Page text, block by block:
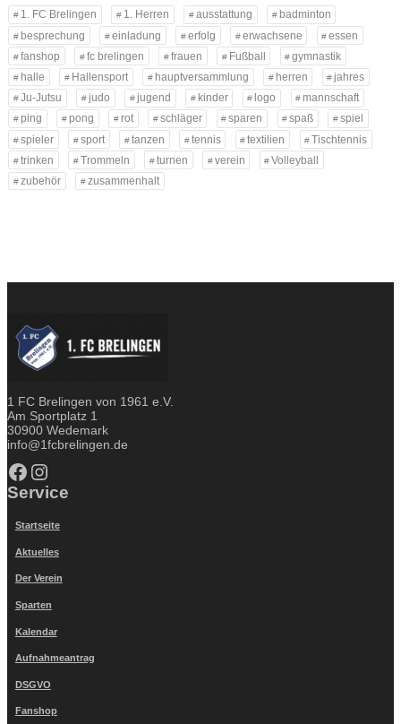
1. FC Brelingen 1. Herren ausstattung
badminton
besprechung
einladung erfolg erwachsene
essen
fanshop
fc brelingen frauen Fußball
gymnastik
halle
Hallensport hauptversammlung herren
jahres
Ju-Jutsu
judo jugend kinder logo
mannschaft
ping
pong rot schläger sparen spaß
spiel
spieler
sport tanzen tennis textilien
Tischtennis
trinken
Trommeln turnen verein
Volleyball
zubehör
zusammenhalt
1 FC Brelingen von 1961 e.V.
Am Sportplatz 1
30900 Wedemark
info@1fcbrelingen.de
Facebook Instagram
Service
Startseite
Aktuelles
Der Verein
Sparten
Kalendar
Aufnahmeantrag
DSGVO
Fanshop